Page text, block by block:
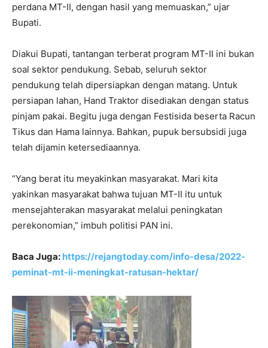
perdana MT-II, dengan hasil yang memuaskan,” ujar
Bupati.
Diakui Bupati, tantangan terberat program MT-II ini bukan
soal sektor pendukung. Sebab, seluruh sektor
pendukung telah dipersiapkan dengan matang. Untuk
persiapan lahan, Hand Traktor disediakan dengan status
pinjam pakai. Begitu juga dengan Festisida beserta Racun
Tikus dan Hama lainnya. Bahkan, pupuk bersubsidi juga
telah dijamin ketersediaannya.
“Yang berat itu meyakinkan masyarakat. Mari kita
yakinkan masyarakat bahwa tujuan MT-II itu untuk
mensejahterakan masyarakat melalui peningkatan
perekonomian,” imbuh politisi PAN ini.
Baca Juga: https://rejangtoday.com/info-desa/2022-
peminat-mt-ii-meningkat-ratusan-hektar/